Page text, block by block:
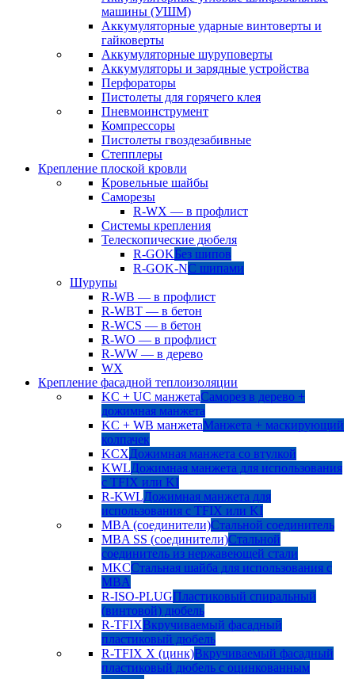
машины (УШМ)
Аккумуляторные ударные винтоверты и
гайковерты
Аккумуляторные шуруповерты
Аккумуляторы и зарядные устройства
Перфораторы
Пистолеты для горячего клея
Пневмоинструмент
Компрессоры
Пистолеты гвоздезабивные
Степплеры
Крепление плоской кровли
Кровельные шайбы
Саморезы
R-WX — в профлист
Системы крепления
Телескопические дюбеля
R-GOKБез шипов
R-GOK-NС шипами
Шурупы
R-WB — в профлист
R-WBT — в бетон
R-WCS — в бетон
R-WO — в профлист
R-WW — в дерево
WX
Крепление фасадной теплоизоляции
KC + UC манжетаСаморез в дерево +
дожимная манжета
KC + WB манжетаМанжета + маскирующий
колпачек
KCXДожимная манжета со втулкой
KWLДожимная манжета для использования
с TFIX или KI
R-KWLДожимная манжета для
использования с TFIX или KI
MBA (соединители)Стальной соединитель
MBA SS (соединители)Стальной
соединитель из нержавеющей стали
MKCСтальная шайба для использования с
MBA
R-ISO-PLUGПластиковый спиральный
(винтовой) дюбель
R-TFIXВкручиваемый фасадный
пластиковый дюбель
R-TFIX X (цинк)Вкручиваемый фасадный
пластиковый дюбель с оцинкованным